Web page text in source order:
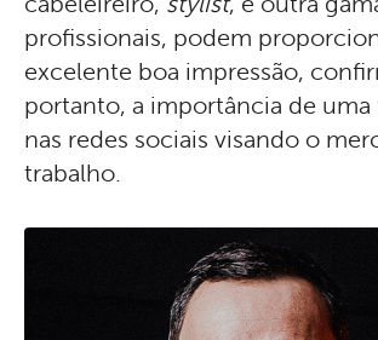
profissionais, podem
excelente boa impressão,
portanto, a importância de
nas redes sociais visando o
trabalho.